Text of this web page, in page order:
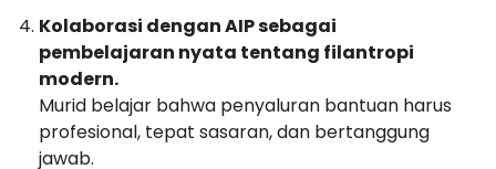
Kolaborasi dengan AIP sebagai
pembelajaran nyata tentang filantropi
modern.
Murid belajar bahwa penyaluran bantuan harus
profesional, tepat sasaran, dan bertanggung
jawab.